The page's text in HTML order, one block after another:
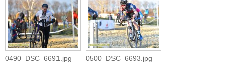
0490_DSC_6691.jpg 0500_DSC_6693.jpg